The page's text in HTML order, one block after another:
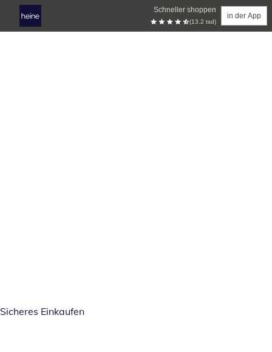
Schneller shoppen
(13.2 tsd)
in der App
Sicheres Einkaufen